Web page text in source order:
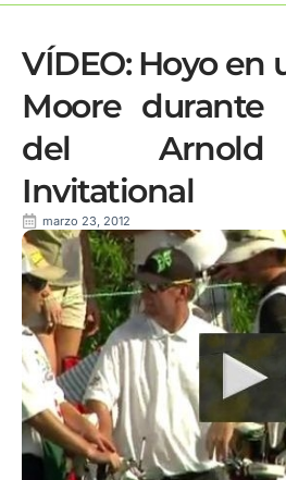
VÍDEO: Hoyo en
Moore durante
del Arnold
Invitational
marzo 23, 2012